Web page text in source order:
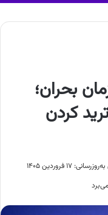
بحران؛
کردن
۱۷ فروردین ۱۴۰۵